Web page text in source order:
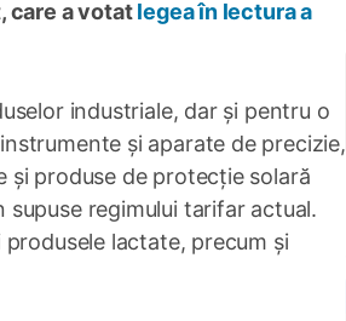
care a votatlegea în lectura a
industriale, dar și pentru o
și aparate de precizie,
și produse de protecție solară
regimului tarifar actual.
lactate, precum și